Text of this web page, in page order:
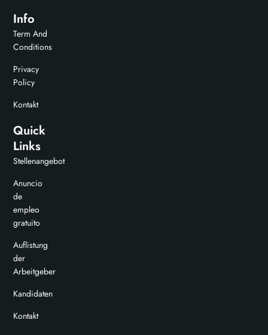
Info
Term And
Conditions
Privacy
Policy
Kontakt
Quick
Links
Stellenangebot
Anuncio
de
empleo
gratuito
Auflistung
der
Arbeitgeber
Kandidaten
Kontakt